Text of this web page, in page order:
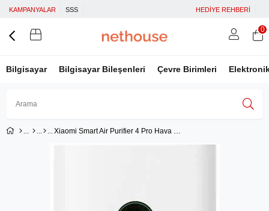
KAMPANYALAR SSS HEDİYE REHBERİ
Bilgisayar Bilgisayar Bileşenleri Çevre Birimleri
0
Xiaomi Smart Air Purifier 4 Pro Hava Temizleyici